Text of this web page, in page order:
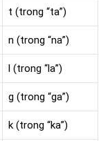
t (trong “ta”)
n (trong “na”)
l (trong “la”)
g (trong “ga”)
k (trong “ka”)